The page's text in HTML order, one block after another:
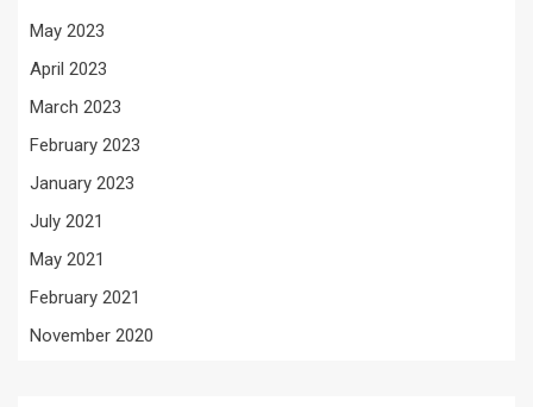
May 2023
April 2023
March 2023
February 2023
January 2023
July 2021
May 2021
February 2021
November 2020